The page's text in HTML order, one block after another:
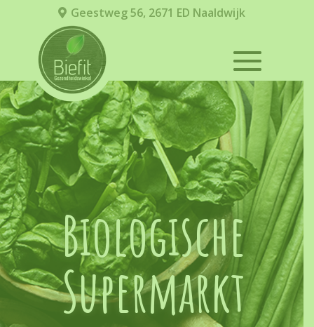
Geestweg 56, 2671 ED Naaldwijk
Biologische
Supermarkt